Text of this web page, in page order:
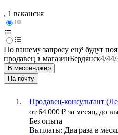
, 1 вакансия
По вашему запросу ещё будут
продавец в магазинБердянск4/44/
В мессенджер
На почту
Продавец-консультант
от 64 000 ₽ за месяц, до
Без опыта
Выплаты: Два раза в